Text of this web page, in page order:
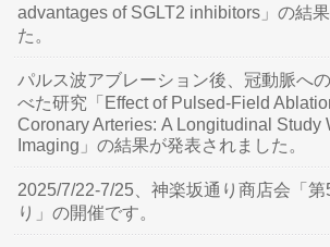
advantages of SGLT2 inhibitors」の結
た。
パルス波アブレーション後、冠動脈へ
べた研究「Effect of Pulsed-Field
Coronary Arteries: A Longitudinal Study
Imaging」の結果が発表されました。
2025/7/22-7/25、神楽坂通り商店会「
り」の開催です。